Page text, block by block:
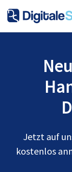
Jetzt auf
kostenlos